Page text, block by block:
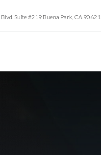
Suite #219 Buena Park, CA 90621